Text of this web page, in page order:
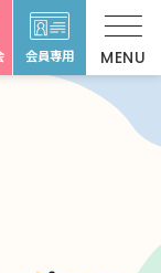
会員専用